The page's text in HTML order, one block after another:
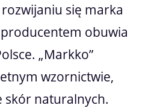
rozwijaniu się marka
producentem obuwia
„Markko”
wzornictwie,
skór naturalnych.